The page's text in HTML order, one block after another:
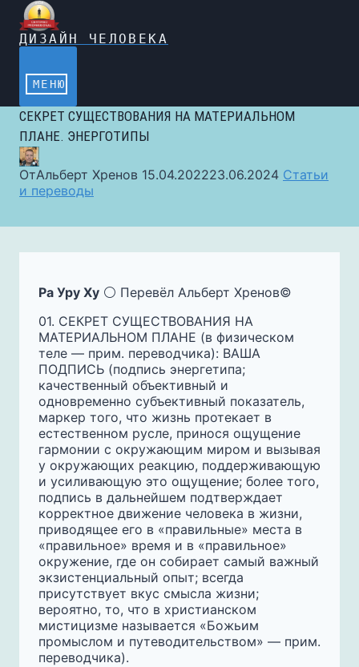
Перейти
содержимому
ДИЗАЙН ЧЕЛОВЕКА
МЕНЮ
СЕКРЕТ СУЩЕСТВОВАНИЯ НА МАТЕРИАЛЬНОМ
ПЛАНЕ. ЭНЕРГОТИПЫ
ОтАльберт Хренов 15.04.202223.06.2024 Статьи
и переводы
Ра Уру Ху ⚪️ Перевёл Альберт Хренов©️
01. СЕКРЕТ СУЩЕСТВОВАНИЯ НА
МАТЕРИАЛЬНОМ ПЛАНЕ (в физическом
теле — прим. переводчика): ВАША
ПОДПИСЬ (подпись энергетипа;
качественный объективный и
одновременно субъективный показатель,
маркер того, что жизнь протекает в
естественном русле, принося ощущение
гармонии с окружающим миром и вызывая
у окружающих реакцию, поддерживающую
и усиливающую это ощущение; более того,
подпись в дальнейшем подтверждает
корректное движение человека в жизни,
приводящее его в «правильные» места в
«правильное» время и в «правильное»
окружение, где он собирает самый важный
экзистенциальный опыт; всегда
присутствует вкус смысла жизни;
вероятно, то, что в христианском
мистицизме называется «Божьим
промыслом и путеводительством» — прим.
переводчика).